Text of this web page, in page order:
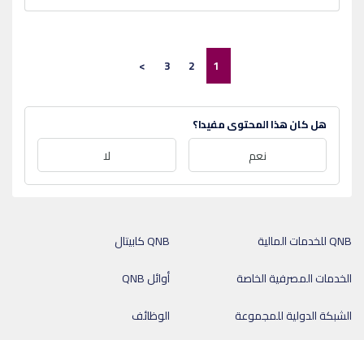
1
2
3
>
هل كان هذا المحتوى مفيدا؟
نعم لا
QNB كابيتال
QNB للخدمات المالية
أوائل QNB
الخدمات المصرفية الخاصة
الوظائف
الشبكة الدولية للمجموعة